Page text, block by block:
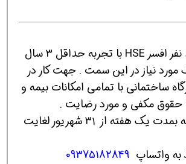
8- نیازمند به چند نفر افسر HSE با تجربه حداقل ۳ سال
مورد نیاز در این سمت . جهت کار در
منطقه ۱ کارگاه ساختمانی با تمامی امکانات بیمه و
حقوق مکفی و مورد رضایت .
مهلت ارسال رزومه بمدت یک هفته از ۳۱ شهریور لغایت
به واتساپ 09375182849